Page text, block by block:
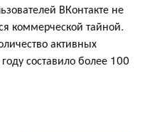
ВКонтакте не
коммерческой тайной.
активных
составило более 100